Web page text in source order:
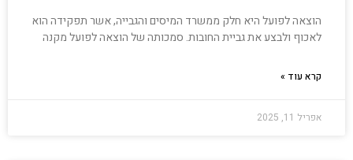
הוצאה לפועל היא חלק ממשרד המיסים והגבייה, אשר תפקידה הוא
לאכוף ולבצע את גביית החובות. סמכותה של הוצאה לפועל מקנה
קרא עוד »
אפריל 11, 2025